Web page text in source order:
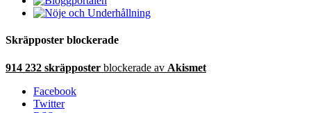
Skräpposter blockerade
914 232 skräpposter blockerade av Akismet
Facebook
Twitter